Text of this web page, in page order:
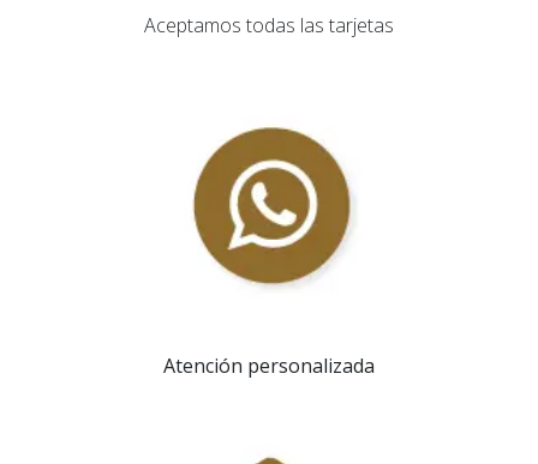
Aceptamos todas las tarjetas
Atención personalizada